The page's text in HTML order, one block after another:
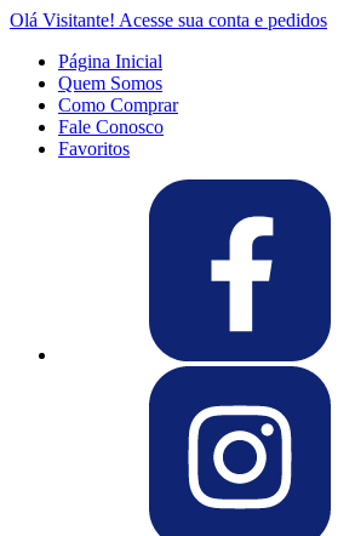
Olá Visitante! Acesse sua conta e pedidos
Página Inicial
Quem Somos
Como Comprar
Fale Conosco
Favoritos